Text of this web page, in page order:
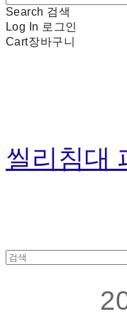
Search 검색
Log In 로그인
Cart장바구니
씰리침대